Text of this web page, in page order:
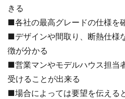
きる
■各社の最高グレードの仕様を
■デザインや間取り、断熱仕様
徴が分かる
■営業マンやモデルハウス担当
受けることが出来る
■場合によっては要望を伝える